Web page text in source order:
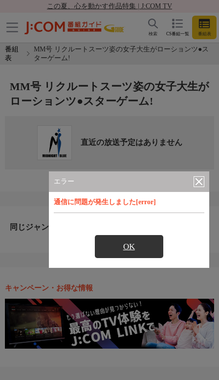
この夏、心を動かす作品特集 | J:COM TV
CS番組一覧 番組表
検索
番組
表
MM号 リクルートスーツ姿の女子大生がローションツ●ス
ターゲーム!
エラー
通信に問題が発生しました[error]
OK
MM号 リクルートスーツ姿の女子大生が
ローションツ●スターゲーム!
直近の放送予定はありません
同じジャンルのおすすめ番組
キャンペーン・お得な情報